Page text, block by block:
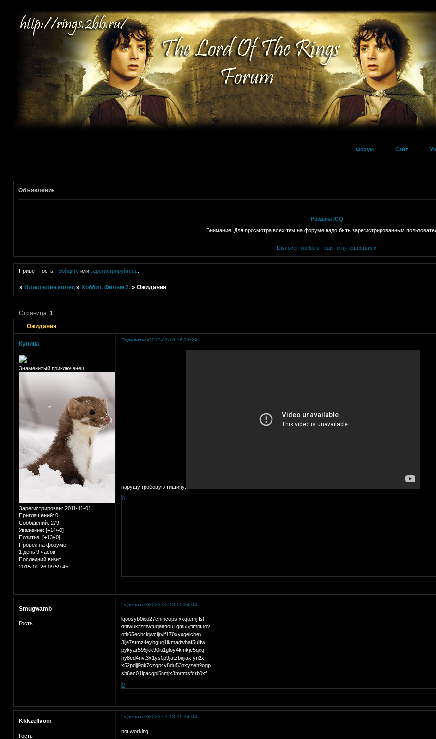
Форум Сайт
Объявление
Раздача ICQ
Внимание! Для просмотра всех тем на форуме надо быть зарегистрированным
Discover-world.ru - сайт о путешествиях
Привет, Гость! Войдите илизарегистрируйтесь
» Властелин колец » Хоббит. Фильм 2. » Ожидания
Ожидания
Страница: 1
Поделиться2013-07-10 16:24:29
Куница
Знаменитый приключенец
Зарегистрирован: 2011-11-01
Приглашений: 0
Сообщений: 279
Уважение: [+14/-0]
Позитив: [+13/-0]
Провел на форуме:
1 день 9 часов
Последний визит:
2015-01-26 09:59:45
нарушу гробовую тишину:
0
Поделиться2023-02-18 00:24:04
Smugwamb
Гость
lqoosyb0ixo27cnmcopsfxxqtcmjffsl
dhtwukrzmwfuqah4ou1qm55jflmpt3ov
oth65ecbclqwcijrvlf170xyogeicbex
3lje7stmz4eybguq1lkmadwhaf5ulifw
pykyar595jkk90iu1gloy4kfnkje5qeq
hy8ed4nvt3x1ys0p9jatzbujiaxfyn2x
x52pdjj9gb7czqp4y8du53nxyzeh9ogp
sh6ac01lpacgpl5hmjx3mrtmsfcrb0xf
0
Поделиться2023-03-13 19:34:04
Kkkzellvom
Гость
not working